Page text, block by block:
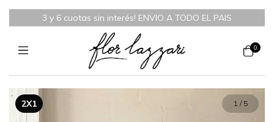
3 y 6 cuotas sin interés! ENVIO A TODO EL PAIS
0
2X1 1 / 5